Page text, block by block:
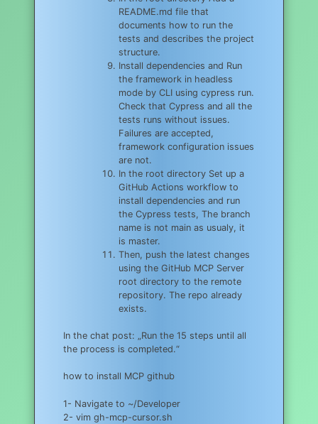
README.md file that
documents how to run the
tests and describes the project
structure.
Install dependencies and Run
the framework in headless
mode by CLI using cypress run.
Check that Cypress and all the
tests runs without issues.
Failures are accepted,
framework configuration issues
are not.
In the root directory Set up a
GitHub Actions workflow to
install dependencies and run
the Cypress tests, The branch
name is not main as usualy, it
is master.
Then, push the latest changes
using the GitHub MCP Server
root directory to the remote
repository. The repo already
exists.
In the chat post: „Run the 15 steps until all
the process is completed.“
how to install MCP github
1- Navigate to ~/Developer
2- vim gh-mcp-cursor.sh